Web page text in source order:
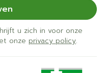
u zich in voor onze
onze privacy policy.